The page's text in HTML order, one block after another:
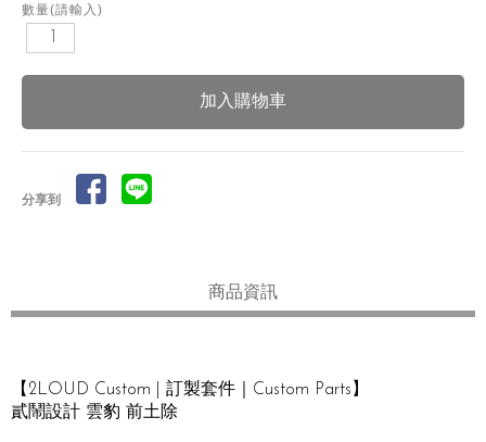
數量(請輸入)
分享到
商品資訊
【2LOUD Custom | 訂製套件｜Custom Parts】
貳鬧設計 雲豹 前土除